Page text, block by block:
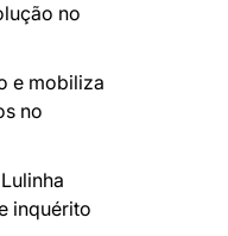
no
e mobiliza
no
inquérito